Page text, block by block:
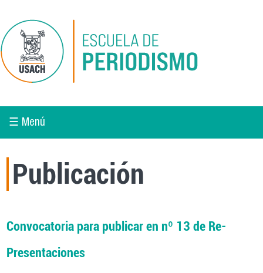
☰ Menú
Publicación
Convocatoria para publicar en nº 13 de Re-
Presentaciones